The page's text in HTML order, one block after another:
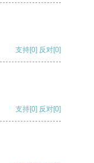
支持[0] 反对[0]
支持[0] 反对[0]